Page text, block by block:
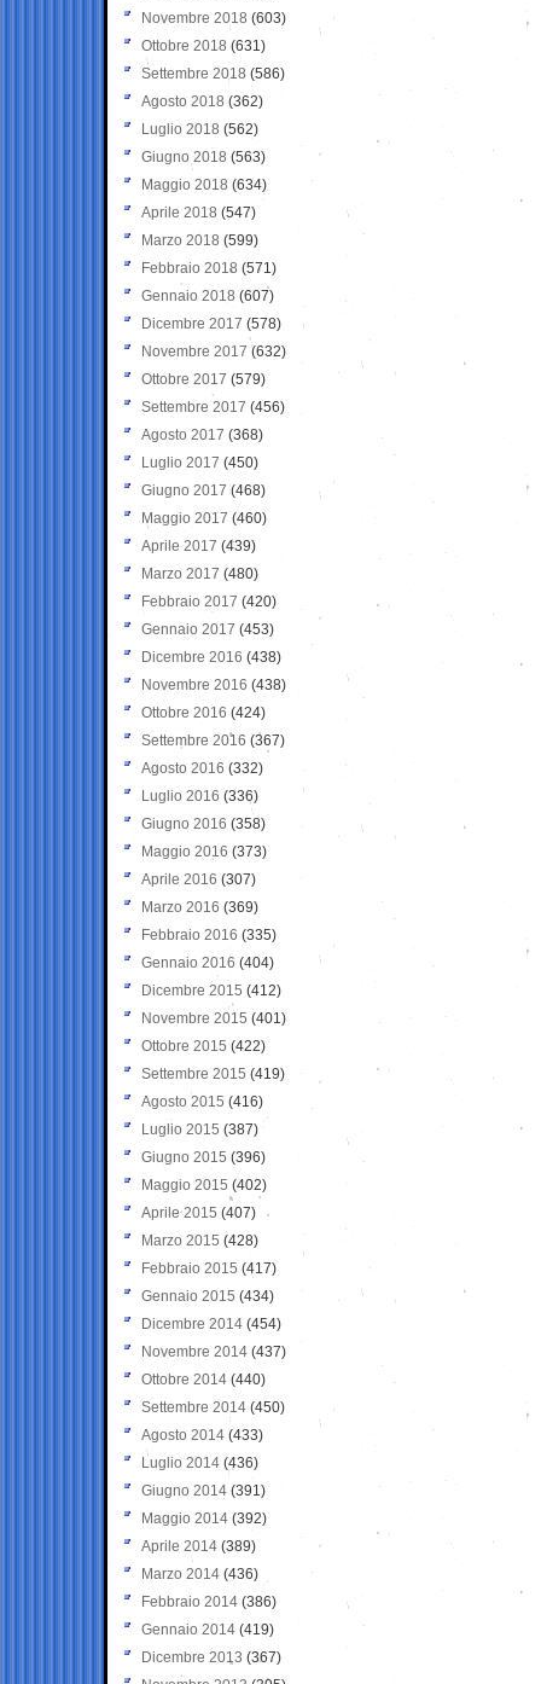
Novembre 2018 (603)
Ottobre 2018 (631)
Settembre 2018 (586)
Agosto 2018 (362)
Luglio 2018 (562)
Giugno 2018 (563)
Maggio 2018 (634)
Aprile 2018 (547)
Marzo 2018 (599)
Febbraio 2018 (571)
Gennaio 2018 (607)
Dicembre 2017 (578)
Novembre 2017 (632)
Ottobre 2017 (579)
Settembre 2017 (456)
Agosto 2017 (368)
Luglio 2017 (450)
Giugno 2017 (468)
Maggio 2017 (460)
Aprile 2017 (439)
Marzo 2017 (480)
Febbraio 2017 (420)
Gennaio 2017 (453)
Dicembre 2016 (438)
Novembre 2016 (438)
Ottobre 2016 (424)
Settembre 2016 (367)
Agosto 2016 (332)
Luglio 2016 (336)
Giugno 2016 (358)
Maggio 2016 (373)
Aprile 2016 (307)
Marzo 2016 (369)
Febbraio 2016 (335)
Gennaio 2016 (404)
Dicembre 2015 (412)
Novembre 2015 (401)
Ottobre 2015 (422)
Settembre 2015 (419)
Agosto 2015 (416)
Luglio 2015 (387)
Giugno 2015 (396)
Maggio 2015 (402)
Aprile 2015 (407)
Marzo 2015 (428)
Febbraio 2015 (417)
Gennaio 2015 (434)
Dicembre 2014 (454)
Novembre 2014 (437)
Ottobre 2014 (440)
Settembre 2014 (450)
Agosto 2014 (433)
Luglio 2014 (436)
Giugno 2014 (391)
Maggio 2014 (392)
Aprile 2014 (389)
Marzo 2014 (436)
Febbraio 2014 (386)
Gennaio 2014 (419)
Dicembre 2013 (367)